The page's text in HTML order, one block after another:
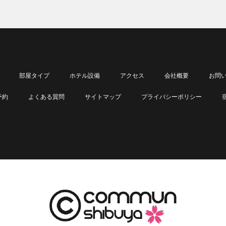
部屋タイプ ホテル設備 アクセス 会社概要 お問
約 よくある質問 サイトマップ プライバシーポリシー